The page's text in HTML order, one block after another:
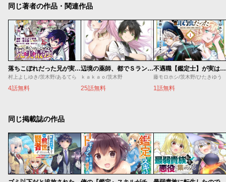
同じ著者の作品・関連作品
落ちこぼれだった兄が実は最強 ～史上最強の勇者は転生し、学園で無自覚に無双する～
村上よしゆき/茨木野/あるてら
4話無料
辺境の薬師、都でＳランク冒険者となる～英雄村の少年がチート薬で無自覚無双～
ｋａｋａｏ/茨木野
25話無料
不遇職【鑑定士】が実は最強だった
藤モロホシ/茨木野/ひたきゆう
1話無料
同じ掲載誌の作品